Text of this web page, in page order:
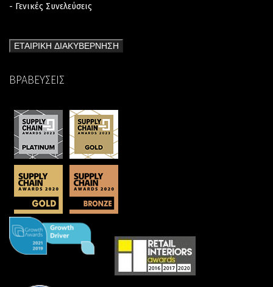
- Γενικές Συνελεύσεις
ΕΤΑΙΡΙΚΗ ΔΙΑΚΥΒΕΡΝΗΣΗ
ΒΡΑΒΕΥΣΕΙΣ